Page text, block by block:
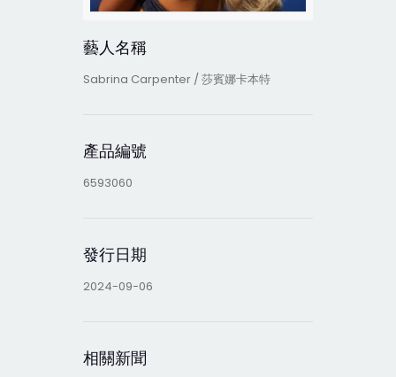
藝人名稱
Sabrina Carpenter / 莎賓娜卡本特
產品編號
6593060
發行日期
2024-09-06
相關新聞